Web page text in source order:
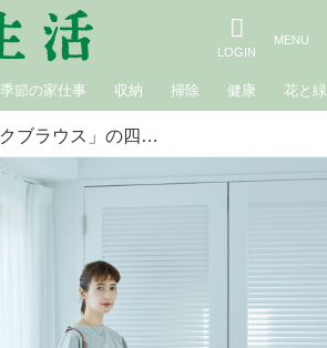
季節の家仕事 収納 掃除 健康 花と緑
「スモックブラウス」の四季の着回し｜佐藤かな 一年中着回せる簡単服